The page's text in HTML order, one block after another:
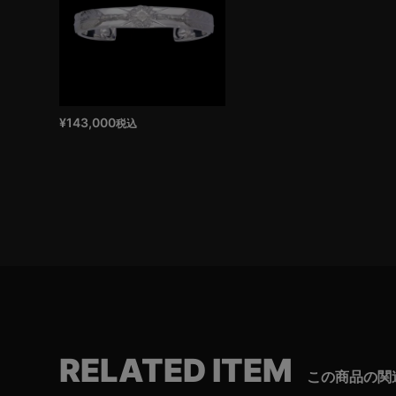
¥143,000税込
RELATED ITEM この商品の関